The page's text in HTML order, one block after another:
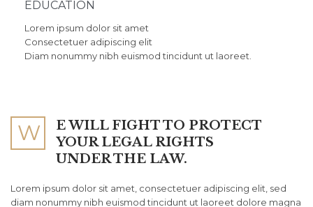
EDUCATION
Lorem ipsum dolor sit amet
Consectetuer adipiscing elit
Diam nonummy nibh euismod tincidunt ut laoreet.
W
E WILL FIGHT TO PROTECT
YOUR LEGAL RIGHTS
UNDER THE LAW.
Lorem ipsum dolor sit amet, consectetuer adipiscing elit, sed
diam nonummy nibh euismod tincidunt ut laoreet dolore magna